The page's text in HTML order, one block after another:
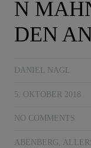
N
DEN
DANIEL NAGL
5. OKTOBER 2018
NO COMMENTS
ABENBERG,